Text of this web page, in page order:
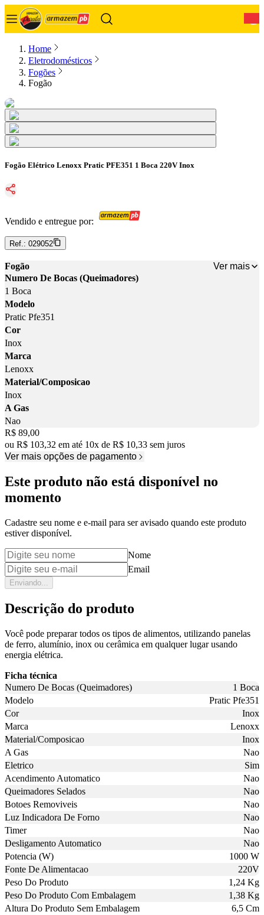
Home
Eletrodomésticos
Fogões
Fogão
Fogão Elétrico Lenoxx Pratic PFE351 1 Boca 220V Inox
Vendido e entregue por:
Ref.: 029052
Fogão
Ver mais
Numero De Bocas (Queimadores)
1 Boca
Modelo
Pratic Pfe351
Cor
Inox
Marca
Lenoxx
Material/Composicao
Inox
A Gas
Nao
Price:
R$ 89,00
ou R$ 103,32 em até 10x de R$ 10,33 sem juros
Ver mais opções de pagamento
Este produto não está disponível no
momento
Cadastre seu nome e e-mail para ser avisado quando este produto
estiver disponível.
Nome
Email
Enviando...
Descrição do produto
Você pode preparar todos os tipos de alimentos, utilizando panelas
de ferro, alumínio, inox ou cerâmica em qualquer lugar usando
energia elétrica.
Ficha técnica
Numero De Bocas (Queimadores)
1 Boca
Modelo
Pratic Pfe351
Cor
Inox
Marca
Lenoxx
Material/Composicao
Inox
A Gas
Nao
Eletrico
Sim
Acendimento Automatico
Nao
Queimadores Selados
Nao
Botoes Removiveis
Nao
Luz Indicadora De Forno
Nao
Timer
Nao
Desligamento Automatico
Nao
Potencia (W)
1000 W
Fonte De Alimentacao
220V
Peso Do Produto
1,24 Kg
Peso Do Produto Com Embalagem
1,38 Kg
Altura Do Produto Sem Embalagem
6,5 Cm